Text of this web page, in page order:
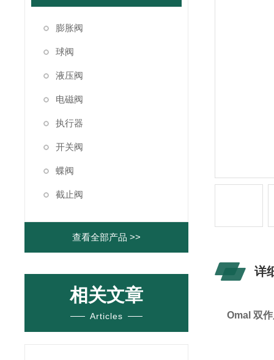
膨胀阀
球阀
液压阀
电磁阀
执行器
开关阀
蝶阀
截止阀
查看全部产品 >>
相关文章
Articles
详
Omal 双